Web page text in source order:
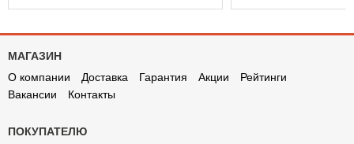
МАГАЗИН
О компании
Доставка Гарантия Акции
Рейтинги
Вакансии
Контакты
ПОКУПАТЕЛЮ